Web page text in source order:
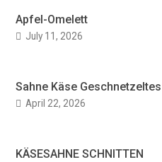
Apfel-Omelett
July 11, 2026
Sahne Käse Geschnetzeltes
April 22, 2026
KÄSESAHNE SCHNITTEN